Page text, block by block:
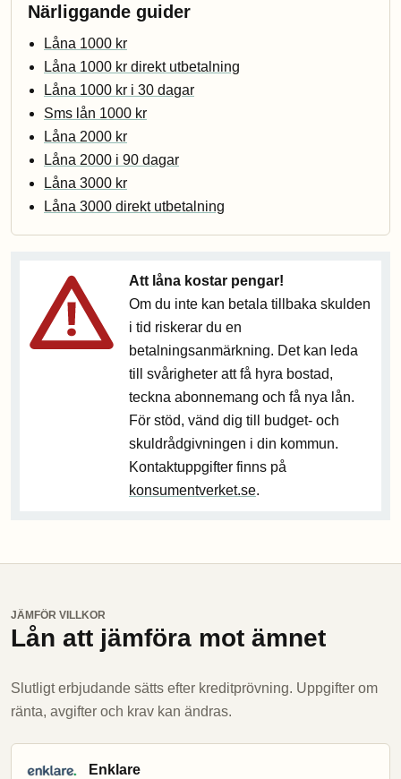
Närliggande guider
Låna 1000 kr
Låna 1000 kr direkt utbetalning
Låna 1000 kr i 30 dagar
Sms lån 1000 kr
Låna 2000 kr
Låna 2000 i 90 dagar
Låna 3000 kr
Låna 3000 direkt utbetalning
Att låna kostar pengar!
Om du inte kan betala tillbaka skulden
i tid riskerar du en
betalningsanmärkning. Det kan leda
till svårigheter att få hyra bostad,
teckna abonnemang och få nya lån.
För stöd, vänd dig till budget- och
skuldrådgivningen i din kommun.
Kontaktuppgifter finns på
konsumentverket.se.
JÄMFÖR VILLKOR
Lån att jämföra mot ämnet
Slutligt erbjudande sätts efter kreditprövning. Uppgifter om
ränta, avgifter och krav kan ändras.
Enklare